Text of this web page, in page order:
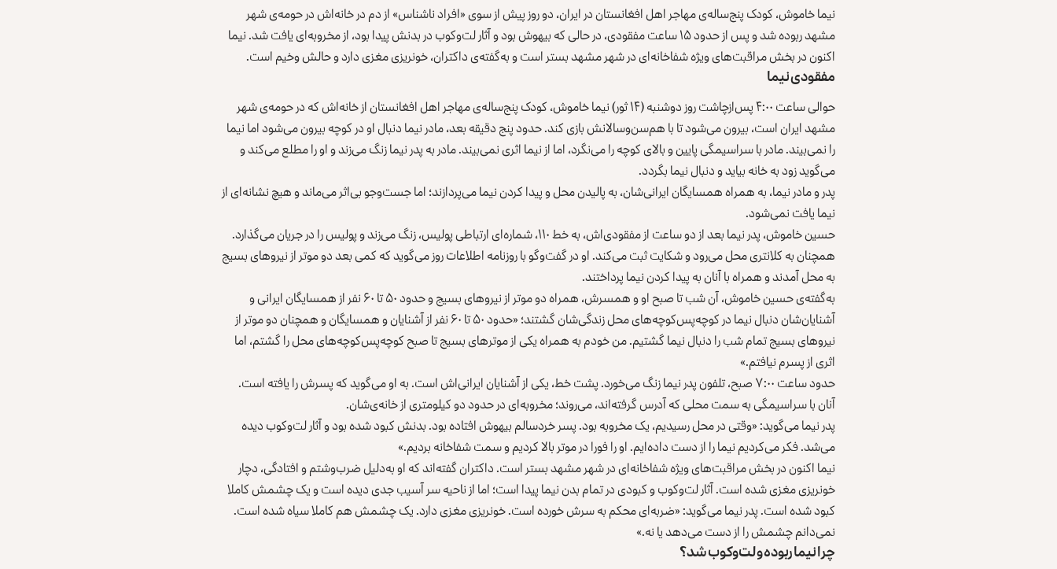
نیما خاموش، کودک پنج‌ساله‌ی مهاجر اهل افغانستان در ایران، دو روز پیش از سوی «افراد ناشناس» از دم در خانه‌اش در حومه‌ی شهر
مشهد ربوده شد و پس از حدود ۱۵ ساعت مفقودی، در حالی که بیهوش بود و آثار لت‌وکوب در بدنش پیدا بود، از مخروبه‌ای یافت شد. نیما
اکنون در بخش مراقبت‌های ویژه شفاخانه‌ای در شهر مشهد بستر است و به‌گفته‌ی داکتران، خونریزی مغزی دارد و حالش وخیم است.
مفقودی نیما
حوالی ساعت ۴:۰۰ پس‌ازچاشت روز دوشنبه (۱۴ ثور) نیما خاموش، کودک پنج‌ساله‌ی مهاجر اهل افغانستان از خانه‌اش که در حومه‌ی شهر
مشهد ایران است، بیرون می‌شود تا با هم‌سن‌وسالانش بازی کند. حدود پنج دقیقه بعد، مادر نیما دنبال او در کوچه بیرون می‌شود اما نیما
را نمی‌بیند. مادر با سراسیمگی پایین و بالای کوچه را می‌نگرد، اما از نیما اثری نمی‌بیند. مادر به پدر نیما زنگ می‌زند و او را مطلع می‌کند و
می‌گوید زود به خانه بیاید و دنبال نیما بگردد.
پدر و مادر نیما، به همراه همسایگان ایرانی‌شان، به پالیدن محل و پیدا کردن نیما می‌پردازند؛ اما جست‌وجو بی‌اثر می‌ماند و هیچ نشانه‌ای از
نیما یافت نمی‌شود.
حسین خاموش، پدر نیما بعد از دو ساعت از مفقودی‌اش، به خط ۱۱۰، شماره‌ای ارتباطی پولیس، زنگ می‌زند و پولیس را در جریان می‌گذارد.
همچنان به کلانتری محل می‌رود و شکایت ثبت می‌کند. او در گفت‌وگو با روزنامه اطلاعات روز می‌گوید که کمی بعد دو موتر از نیروهای بسیج
به محل آمدند و همراه با آنان به پیدا کردن نیما پرداختند.
به‌گفته‌ی حسین خاموش، آن شب تا صبح او و همسرش، همراه دو موتر از نیروهای بسیج و حدود ۵۰ تا ۶۰ نفر از همسایگان ایرانی و
آشنایان‌شان دنبال نیما در کوچه‌پس‌کوچه‌های محل زندگی‌شان گشتند؛ «حدود ۵۰ تا ۶۰ نفر از آشنایان و همسایگان و همچنان دو موتر از
نیروهای بسیج تمام شب را دنبال نیما گشتیم. من خودم به همراه یکی از موترهای بسیج تا صبح کوچه‌پس‌کوچه‌های محل را گشتم، اما
اثری از پسرم نیافتم.»
حدود ساعت ۷:۰۰ صبح، تلفون پدر نیما زنگ می‌خورد. پشت خط، یکی از آشنایان ایرانی‌اش است. به او می‌گوید که پسرش را یافته است.
آنان با سراسیمگی به سمت محلی که آدرس گرفته‌اند، می‌روند؛ مخروبه‌ای در حدود دو کیلومتری از خانه‌ی‌شان.
پدر نیما می‌گوید: «وقتی در محل رسیدیم، یک مخروبه بود. پسر خردسالم بیهوش افتاده بود. بدنش کبود شده بود و آثار لت‌وکوب دیده
می‌شد. فکر می‌کردیم نیما را از دست داده‌ایم. او را فورا در موتر بالا کردیم و سمت شفاخانه بردیم.»
نیما اکنون در بخش مراقبت‌های ویژه شفاخانه‌ای در شهر مشهد بستر است. داکتران گفته‌اند که او به‌دلیل ضرب‌وشتم و افتادگی، دچار
خونریزی مغزی شده است. آثار لت‌وکوب و کبودی در تمام بدن نیما پیدا است؛ اما از ناحیه سر آسیب جدی دیده است و یک چشمش کاملا
کبود شده است. پدر نیما می‌گوید: «ضربه‌ای محکم به سرش خورده است. خونریزی مغزی دارد. یک چشمش هم کاملا سیاه شده است.
نمی‌دانم چشمش را از دست می‌دهد یا نه.»
چرا نیما ربوده و لت‌وکوب شد؟